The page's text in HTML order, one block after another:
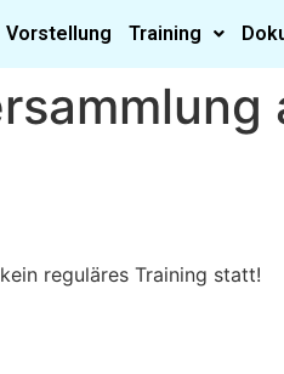
Vorstellung Training
reguläres Training statt!